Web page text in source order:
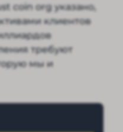
coin org указано,
клиентов
требуют
мы и